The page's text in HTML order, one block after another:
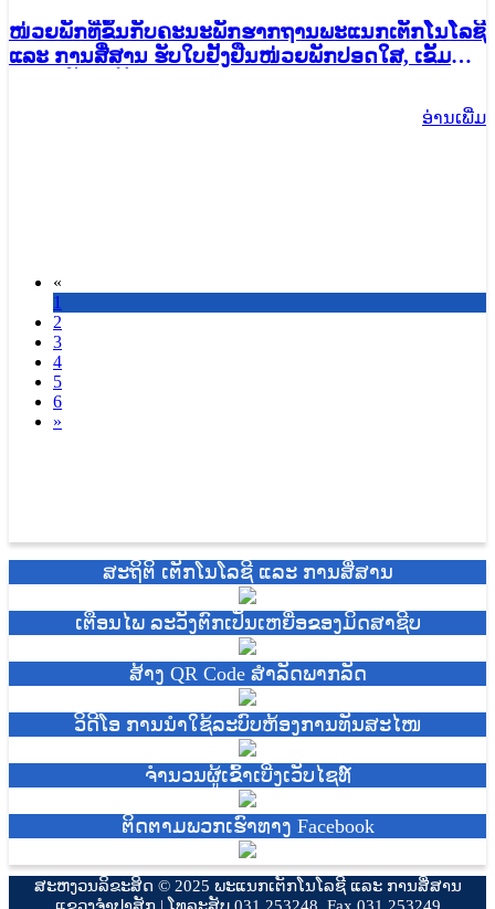
ໜ່ວຍພັກທີ່ຂຶ້ນກັບຄະນະພັກຮາກຖານພະແນກເຕັກໂນໂລຊີ
ແລະ ການສື່ສານ ຮັບໃບຢັ້ງຢືນໜ່ວຍພັກປອດໃສ, ເຂັ້ມ
ອ່ານ​ເພີ່ມ
«
1
2
3
4
5
6
»
ສະຖິຕິ ເຕັກໂນໂລຊີ ແລະ ການສື່ສານ
ເຕືອນໄພ ລະວັງຕົກເປັນເຫຍື່ອຂອງມິດສາຊີບ
ສ້າງ QR Code ສຳລັດພາກລັດ
ວິດີໂອ ການນຳໃຊ້ລະບົບຫ້ອງການທັນສະໄໜ
ຈຳນວນຜູ້ເຂົ້າເບີ່ງເວັບໄຊທ໌
ຕິດຕາມພວກເຮົາທາງ Facebook
ສະຫງວນລິຂະສິດ © 2025 ພະແນກເຕັກໂນໂລຊີ ແລະ ການສື່ສານ
ແຂວງຈຳປາສັກ | ໂທລະສັບ 031 253248, Fax 031 253249